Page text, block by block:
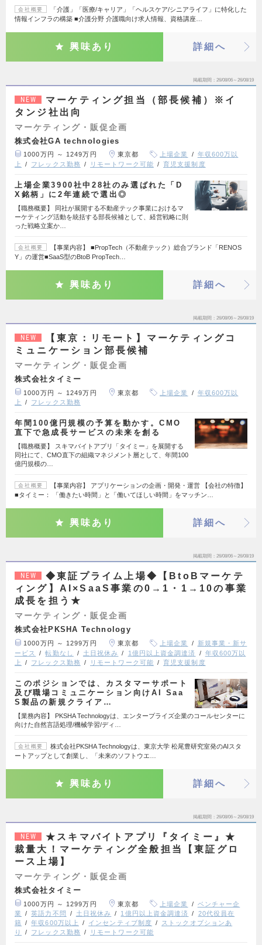
会社概要
「介護」「医療/キャリア」「ヘルスケア/シニアライフ」に特化した
情報インフラの構築 ■介護分野 介護職向け求人情報、資格講座…
興味あり 詳細へ
掲載期間 26/08/06～26/08/19
NEW
マーケティング担当（部長候補）※イ
タンジ社出向
マーケティング・販促企画
株式会社GA technologies
1000万円 ～ 1249万円 東京都 上場企業
年収600万以
上
フレックス勤務 リモートワーク可能 育児支援制度
上場企業3900社中28社のみ選ばれた「D
X銘柄」に2年連続で選出◎
【職務概要】 同社が展開する不動産テック事業におけるマ
ーケティング活動を統括する部長候補として、経営戦略に則
った戦略立案か…
会社概要
【事業内容】 ■PropTech（不動産テック）総合ブランド「RENOS
Y」の運営■SaaS型のBtoB PropTech…
興味あり 詳細へ
掲載期間 26/08/06～26/08/19
NEW
【東京：リモート】マーケティングコ
ミュニケーション部長候補
マーケティング・販促企画
株式会社タイミー
1000万円 ～ 1249万円 東京都 上場企業
年収600万以
上
フレックス勤務
年間100億円規模の予算を動かす。CMO
直下で急成長サービスの未来を創る
【職務概要】 スキマバイトアプリ「タイミー」を展開する
同社にて、CMO直下の組織マネジメント層として、年間100
億円規模の…
会社概要
【事業内容】 アプリケーションの企画・開発・運営 【会社の特徴】
■タイミー： 「働きたい時間」と「働いてほしい時間」をマッチン…
興味あり 詳細へ
掲載期間 26/08/06～26/08/19
NEW
◆東証プライム上場◆【BtoBマーケテ
ィング】AI×SaaS事業の0→1・1→10の事業
成長を担う★
マーケティング・販促企画
株式会社PKSHA Technology
1000万円 ～ 1299万円 東京都 上場企業
新規事業・新サ
ービス
転勤なし 土日祝休み 1億円以上資金調達済
年収600万以
上
フレックス勤務 リモートワーク可能 育児支援制度
このポジションでは、カスタマーサポート
及び職場コミュニケーション向けAI Saa
S製品の新規クライア…
【業務内容】 PKSHA Technologyは、エンタープライズ企業のコールセンターに
向けた自然言語処理/機械学習/ディ…
会社概要
株式会社PKSHA Technologyは、東京大学 松尾豊研究室発のAIスタ
ートアップとして創業し、「未来のソフトウエ…
興味あり 詳細へ
掲載期間 26/08/06～26/08/19
NEW
★スキマバイトアプリ『タイミー』★
裁量大！マーケティング全般担当【東証グロ
ース上場】
マーケティング・販促企画
株式会社タイミー
1000万円 ～ 1299万円 東京都 上場企業
ベンチャー企
業
英語力不問 土日祝休み 1億円以上資金調達済
20代役員在
籍
年収600万以上 インセンティブ制度
ストックオプションあ
り
フレックス勤務 リモートワーク可能